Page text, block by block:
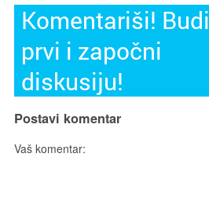
Komentariši! Budi
prvi i započni
diskusiju!
Postavi komentar
Vaš komentar: